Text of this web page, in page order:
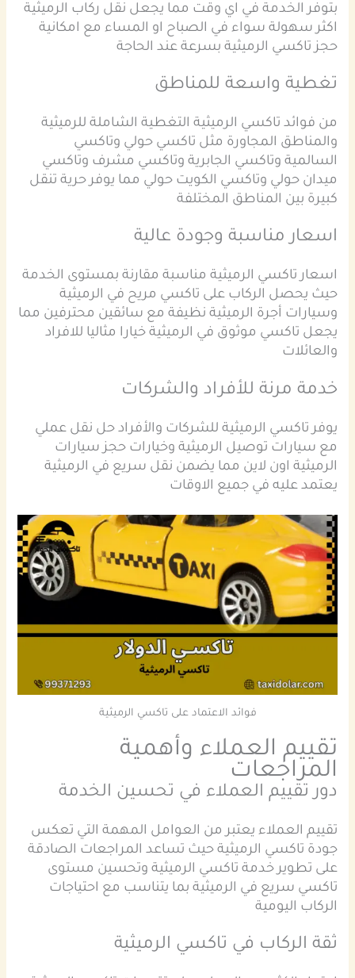
بتوفر الخدمة في اي وقت مما يجعل نقل ركاب الرميثية
اكثر سهولة سواء في الصباح او المساء مع امكانية
حجز تاكسي الرميثية بسرعة عند الحاجة
تغطية واسعة للمناطق
من فوائد تاكسي الرميثية التغطية الشاملة للرميثية
والمناطق المجاورة مثل تاكسي حولي وتاكسي
السالمية وتاكسي الجابرية وتاكسي مشرف وتاكسي
ميدان حولي وتاكسي الكويت حولي مما يوفر حرية تنقل
كبيرة بين المناطق المختلفة
اسعار مناسبة وجودة عالية
اسعار تاكسي الرميثية مناسبة مقارنة بمستوى الخدمة
حيث يحصل الركاب على تاكسي مريح في الرميثية
وسيارات أجرة الرميثية نظيفة مع سائقين محترفين مما
يجعل تاكسي موثوق في الرميثية خيارا مثاليا للافراد
والعائلات
خدمة مرنة للأفراد والشركات
يوفر تاكسي الرميثية للشركات والأفراد حل نقل عملي
مع سيارات توصيل الرميثية وخيارات حجز سيارات
الرميثية اون لاين مما يضمن نقل سريع في الرميثية
يعتمد عليه في جميع الاوقات
فوائد الاعتماد على تاكسي الرميثية
تقييم العملاء وأهمية
المراجعات
دور تقييم العملاء في تحسين الخدمة
تقييم العملاء يعتبر من العوامل المهمة التي تعكس
جودة تاكسي الرميثية حيث تساعد المراجعات الصادقة
على تطوير خدمة تاكسي الرميثية وتحسين مستوى
تاكسي سريع في الرميثية بما يتناسب مع احتياجات
الركاب اليومية
ثقة الركاب في تاكسي الرميثية